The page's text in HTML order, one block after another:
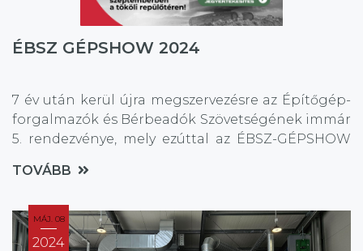
ÉBSZ GÉPSHOW 2024
7 év után kerül újra megszervezésre az Építőgép-
forgalmazók és Bérbeadók Szövetségének immár
5. rendezvénye, mely ezúttal az ÉBSZ-GÉPSHOW
TOVÁBB
MÁJ. 08
2024